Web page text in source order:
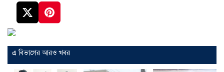
এ বিভাগের আরও খবর